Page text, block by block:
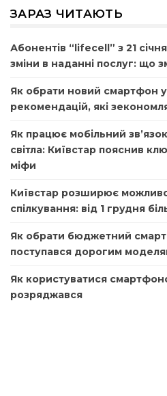
ЗАРАЗ ЧИТАЮТЬ
Абонентів “lifecell” з 21
зміни в наданні послуг: що
Як обрати новий смартфон у
рекомендацій, які
Як працює мобільний
світла: Київстар пояснив
міфи
Київстар розширює
спілкування: від 1 грудня
Як обрати бюджетний
поступався дорогим
Як користуватися
розряджався